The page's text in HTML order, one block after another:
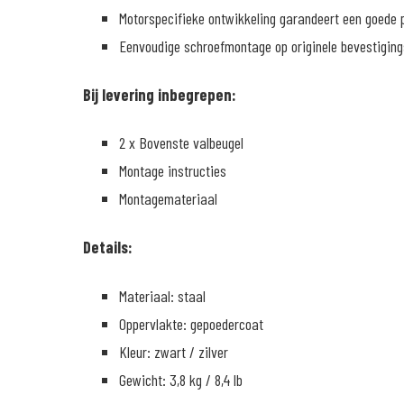
Motorspecifieke ontwikkeling garandeert een goede
Eenvoudige schroefmontage op originele
Bij levering inbegrepen:
2 x Bovenste valbeugel
Montage instructies
Montagemateriaal
Details:
Materiaal: staal
Oppervlakte: gepoedercoat
Kleur: zwart / zilver
Gewicht: 3,8 kg / 8,4 lb